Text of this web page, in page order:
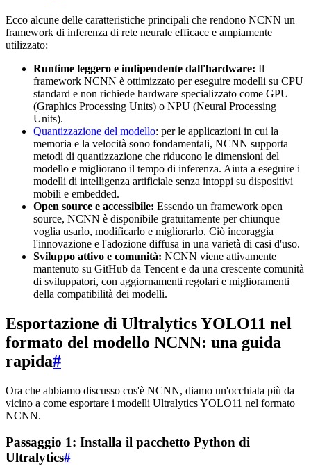
Ecco alcune delle caratteristiche principali che rendono NCNN un
framework di inferenza di rete neurale efficace e ampiamente
utilizzato:
Runtime leggero e indipendente dall'hardware: Il
framework NCNN è ottimizzato per eseguire modelli su CPU
standard e non richiede hardware specializzato come GPU
(Graphics Processing Units) o NPU (Neural Processing
Units).
Quantizzazione del modello: per le applicazioni in cui la
memoria e la velocità sono fondamentali, NCNN supporta
metodi di quantizzazione che riducono le dimensioni del
modello e migliorano il tempo di inferenza. Aiuta a eseguire i
modelli di intelligenza artificiale senza intoppi su dispositivi
mobili e embedded.
Open source e accessibile: Essendo un framework open
source, NCNN è disponibile gratuitamente per chiunque
voglia usarlo, modificarlo e migliorarlo. Ciò incoraggia
l'innovazione e l'adozione diffusa in una varietà di casi d'uso.
Sviluppo attivo e comunità: NCNN viene attivamente
mantenuto su GitHub da Tencent e da una crescente comunità
di sviluppatori, con aggiornamenti regolari e miglioramenti
della compatibilità dei modelli.
Esportazione di Ultralytics YOLO11 nel
formato del modello NCNN: una guida
rapida#
Ora che abbiamo discusso cos'è NCNN, diamo un'occhiata più da
vicino a come esportare i modelli Ultralytics YOLO11 nel formato
NCNN.
Passaggio 1: Installa il pacchetto Python di
Ultralytics#